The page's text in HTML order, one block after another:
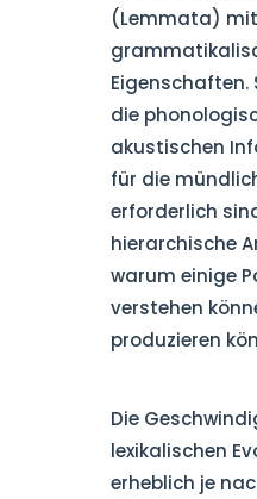
(Lemmata)
Eigenschaften.
die
akustischen
für die
erforderlich
hierarchische
warum einige
verstehen
produzieren
Die
lexikalischen
erheblich je